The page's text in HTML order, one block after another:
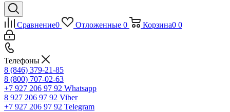
Сравнение0 Отложенные 0 Корзина0 0
Телефоны
8 (846) 379-21-85
8 (800) 707-02-63
+7 927 206 97 92 Whatsapp
8 927 206 97 92 Viber
+7 927 206 97 92 Telegram